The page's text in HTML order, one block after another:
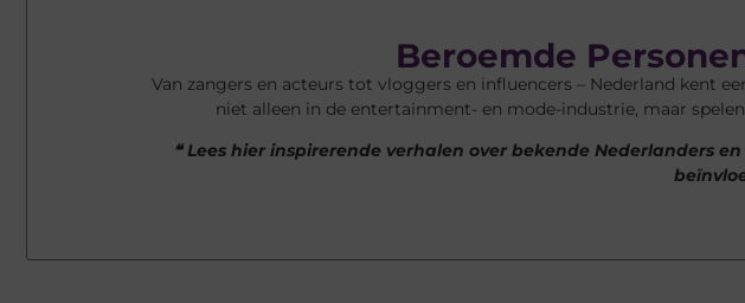
Beroemde
Van zangers en acteurs tot vloggers en influencers – Nederland kent
niet alleen in de entertainment- en mode-industrie, maar
❝ Lees hier inspirerende verhalen over bekende Nederlanders